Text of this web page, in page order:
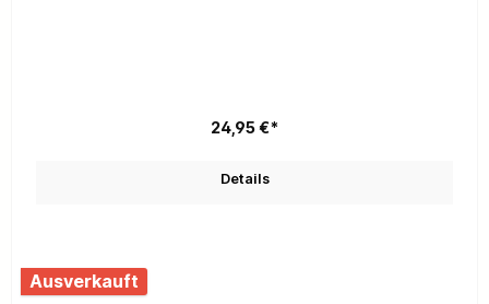
24,95 €*
Details
Ausverkauft